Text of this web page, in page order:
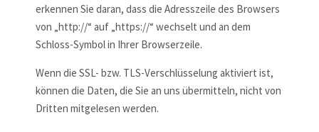
erkennen Sie daran, dass die Adresszeile des Browsers
von „http://“ auf „https://“ wechselt und an dem
Schloss-Symbol in Ihrer Browserzeile.
Wenn die SSL- bzw. TLS-Verschlüsselung aktiviert ist,
können die Daten, die Sie an uns übermitteln, nicht von
Dritten mitgelesen werden.